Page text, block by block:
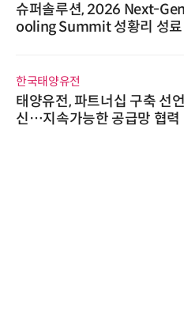
AI C
갱
강화